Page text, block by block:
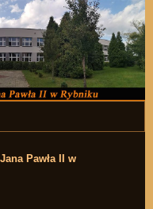
do zawartości
Pawła II w